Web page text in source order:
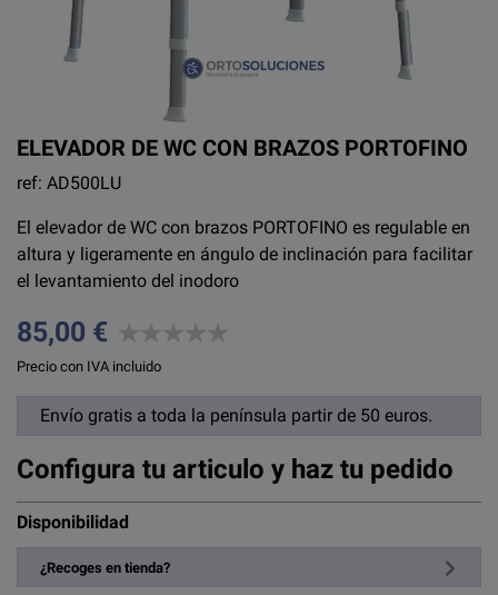
ELEVADOR DE WC CON BRAZOS PORTOFINO
ref: AD500LU
El elevador de WC con brazos PORTOFINO es regulable en
altura y ligeramente en ángulo de inclinación para facilitar
el levantamiento del inodoro
85,00 €
Precio con IVA incluido
Envío gratis a toda la península partir de 50 euros.
Configura tu articulo y haz tu pedido
Disponibilidad
¿Recoges en tienda?